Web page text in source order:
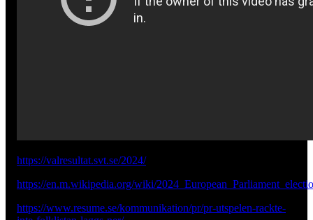
https://valresultat.svt.se/2024/
https://en.m.wikipedia.org/wiki/
https://www.resume.se/kommunikation/pr/pr-utspelen-rackte-